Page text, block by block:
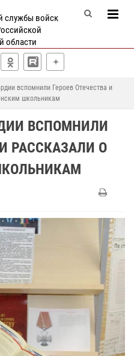
службы войск
области
вспомнили Героев Отечества и
школьникам
ВСПОМНИЛИ
РАССКАЗАЛИ О